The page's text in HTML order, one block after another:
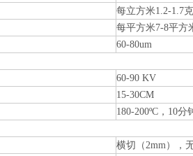
每立方米1.2-1.7克
每平方米7-8平方
60-80um
60-90 KV
15-30CM
180-200ºC，10分
横切（2mm），